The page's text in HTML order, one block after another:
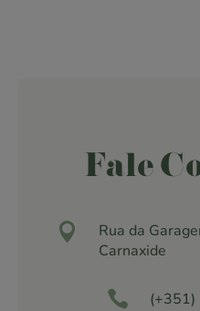
Fale

Rua da
Carnaxide
